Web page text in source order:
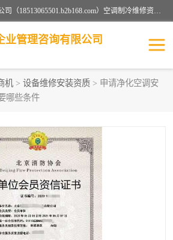
北京茗瀚企业管理咨询有限公司（18513065501.b2b168.com）空调制冷维修资质,油烟管道清洗资质,清洗行业资质公司秉承“顾客至上，锐意进缺的经营理念，我们提供高质量的产品，坚持“客户”的原则为广大客户提供贴心服务。如果你对公司的产品感兴趣，可以联系高经理，我们会用好的产品和服务让您满意。
业管理咨询有限公司
机 > 设备维修安装资质 > 申请净化空调安
哪些条件
认证服务
资质 空调制冷维修安装资质